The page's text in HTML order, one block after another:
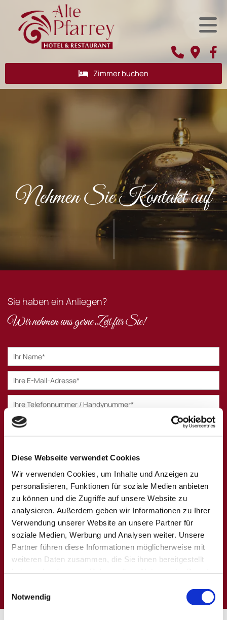
Diese Webseite verwendet Cookies
Wir verwenden Cookies, um Inhalte und Anzeigen zu
personalisieren, Funktionen für soziale Medien anbieten
zu können und die Zugriffe auf unsere Website zu
analysieren. Außerdem geben wir Informationen zu Ihrer
Verwendung unserer Website an unsere Partner für
soziale Medien, Werbung und Analysen weiter. Unsere
Partner führen diese Informationen möglicherweise mit
weiteren Daten zusammen, die Sie ihnen bereitgestellt
Notwendig
Zimmer buchen
Nehmen Sie Kontakt auf
Sie haben ein Anliegen?
Wir nehmen uns gerne Zeit für Sie!
Wir verarbeiten Ihre eingegebenen
personenbezogenen Daten ausschließlich zur
Beantwortung Ihrer Anfrage. Weitere Informationen zum
Datenschutz, insbesondere auch zu Ihren Rechten, finden
Sie in unserer Datenschutzerklärung. *